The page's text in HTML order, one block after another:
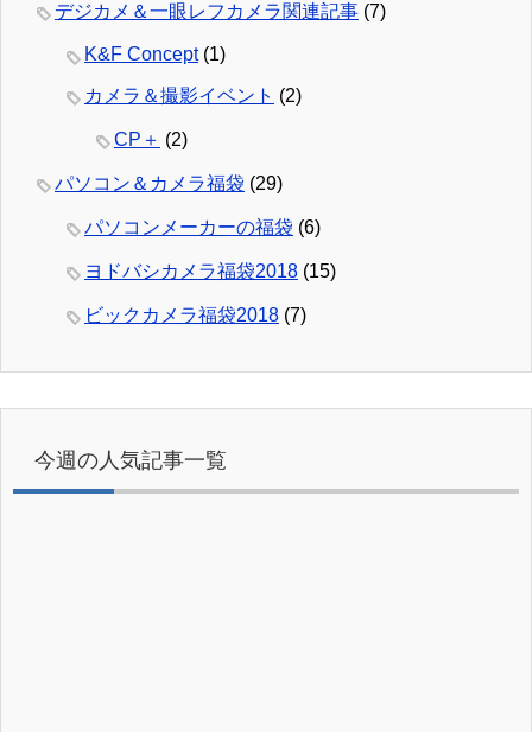
デジカメ＆一眼レフカメラ関連記事 (7)
K&F Concept(1)
カメラ＆撮影イベント (2)
CP＋ (2)
パソコン＆カメラ福袋 (29)
パソコンメーカーの福袋 (6)
ヨドバシカメラ福袋2018 (15)
ビックカメラ福袋2018 (7)
今週の人気記事一覧